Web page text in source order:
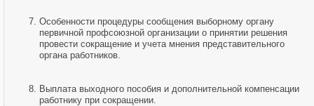
Особенности процедуры сообщения выборному органу
первичной профсоюзной организации о принятии решения
провести сокращение и учета мнения представительного
органа работников.
Выплата выходного пособия и дополнительной компенсации
работнику при сокращении.